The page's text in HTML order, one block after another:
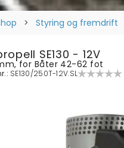
> Styring og fremdrift
SE130 - 12V
for Båter 42-62 fot
SE130/250T-12V.SL